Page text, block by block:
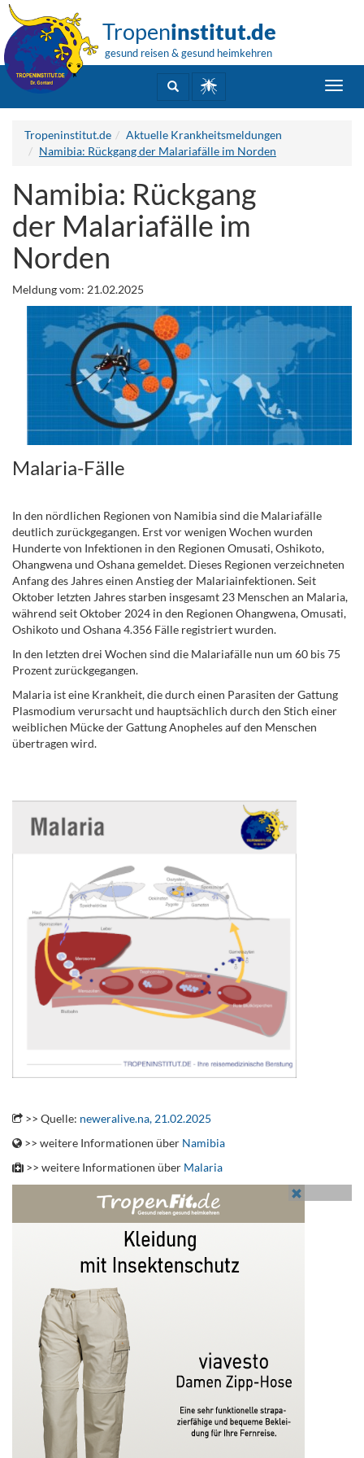
Tropeninstitut.de
gesund reisen & gesund heimkehren
Tropeninstitut.de
Aktuelle Krankheitsmeldungen
Namibia: Rückgang der Malariafälle im Norden
Namibia: Rückgang
der Malariafälle im
Norden
Meldung vom: 21.02.2025
Malaria-Fälle
In den nördlichen Regionen von Namibia sind die Malariafälle
deutlich zurückgegangen. Erst vor wenigen Wochen wurden
Hunderte von Infektionen in den Regionen Omusati, Oshikoto,
Ohangwena und Oshana gemeldet. Dieses Regionen verzeichneten
Anfang des Jahres einen Anstieg der Malariainfektionen. Seit
Oktober letzten Jahres starben insgesamt 23 Menschen an Malaria,
während seit Oktober 2024 in den Regionen Ohangwena, Omusati,
Oshikoto und Oshana 4.356 Fälle registriert wurden.
In den letzten drei Wochen sind die Malariafälle nun um 60 bis 75
Prozent zurückgegangen.
Malaria ist eine Krankheit, die durch einen Parasiten der Gattung
Plasmodium verursacht und hauptsächlich durch den Stich einer
weiblichen Mücke der Gattung Anopheles auf den Menschen
übertragen wird.
>> Quelle: neweralive.na, 21.02.2025
>> weitere Informationen über Namibia
>> weitere Informationen über Malaria